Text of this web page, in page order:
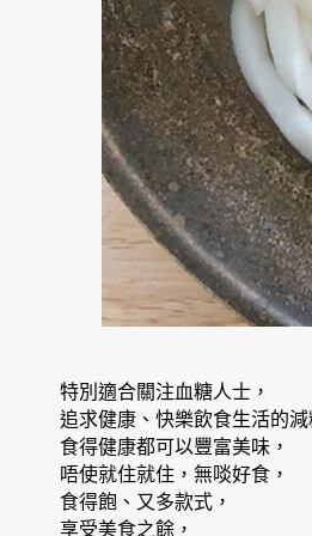
特別適合關注血糖人士，
追求健康、快樂飲食生活的
食得健康都可以豐富美味，
唔使就住就住，無啖好食，
食得飽、又多款式，
享受美食之餘，